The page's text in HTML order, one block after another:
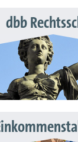
dbb